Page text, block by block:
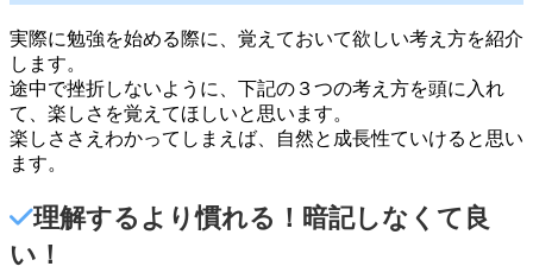
実際に勉強を始める際に、覚えておいて欲しい考え方を紹介
します。
途中で挫折しないように、下記の３つの考え方を頭に入れ
て、楽しさを覚えてほしいと思います。
楽しささえわかってしまえば、自然と成長性ていけると思い
ます。
理解するより慣れる！暗記しなくて良
い！